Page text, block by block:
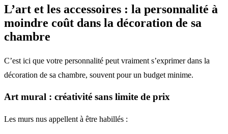
L’art et les accessoires : la personnalité à
moindre coût dans la décoration de sa
chambre
C’est ici que votre personnalité peut vraiment s’exprimer dans la
décoration de sa chambre, souvent pour un budget minime.
Art mural : créativité sans limite de prix
Les murs nus appellent à être habillés :